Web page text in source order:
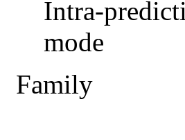
Intra-
mode
Family